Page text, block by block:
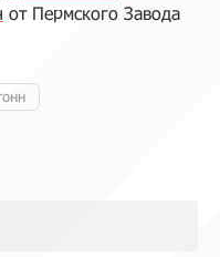
от Пермского Завода